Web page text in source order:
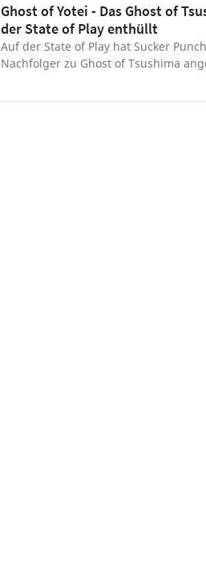
Ghost of Yotei - Das Ghost of
der State of Play enthüllt
Auf der State of Play hat Sucker
Nachfolger zu Ghost of Tsushima